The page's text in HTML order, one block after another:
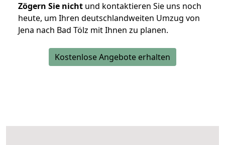
Zögern Sie nicht und kontaktieren Sie uns noch
heute, um Ihren deutschlandweiten Umzug von
Jena nach Bad Tölz mit Ihnen zu planen.
Kostenlose Angebote erhalten